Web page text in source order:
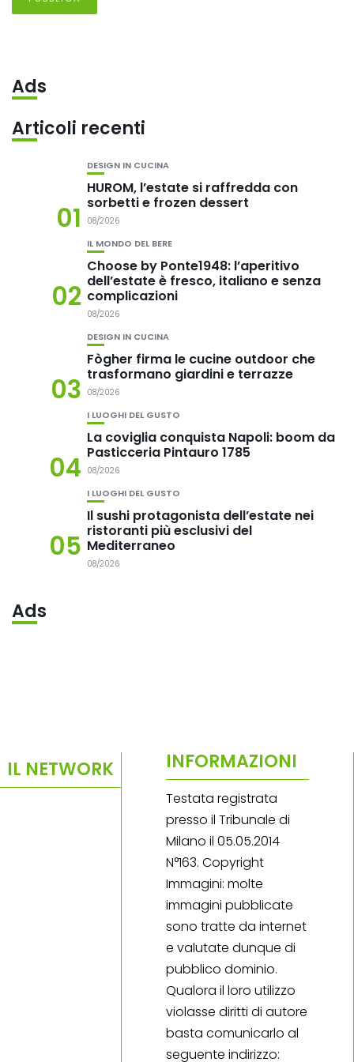
Ads
Articoli recenti
01
DESIGN IN CUCINA
HUROM, l’estate si raffredda con
sorbetti e frozen dessert
08/2026
02
IL MONDO DEL BERE
Choose by Ponte1948: l’aperitivo
dell’estate è fresco, italiano e senza
complicazioni
08/2026
03
DESIGN IN CUCINA
Fògher firma le cucine outdoor che
trasformano giardini e terrazze
08/2026
04
I LUOGHI DEL GUSTO
La coviglia conquista Napoli: boom da
Pasticceria Pintauro 1785
08/2026
05
I LUOGHI DEL GUSTO
Il sushi protagonista dell’estate nei
ristoranti più esclusivi del
Mediterraneo
08/2026
Ads
IL NETWORK INFORMAZIONI
Testata registrata
presso il Tribunale di
Milano il 05.05.2014
N°163. Copyright
Immagini: molte
immagini pubblicate
sono tratte da internet
e valutate dunque di
pubblico dominio.
Qualora il loro utilizzo
violasse diritti di autore
basta comunicarlo al
seguente indirizzo: